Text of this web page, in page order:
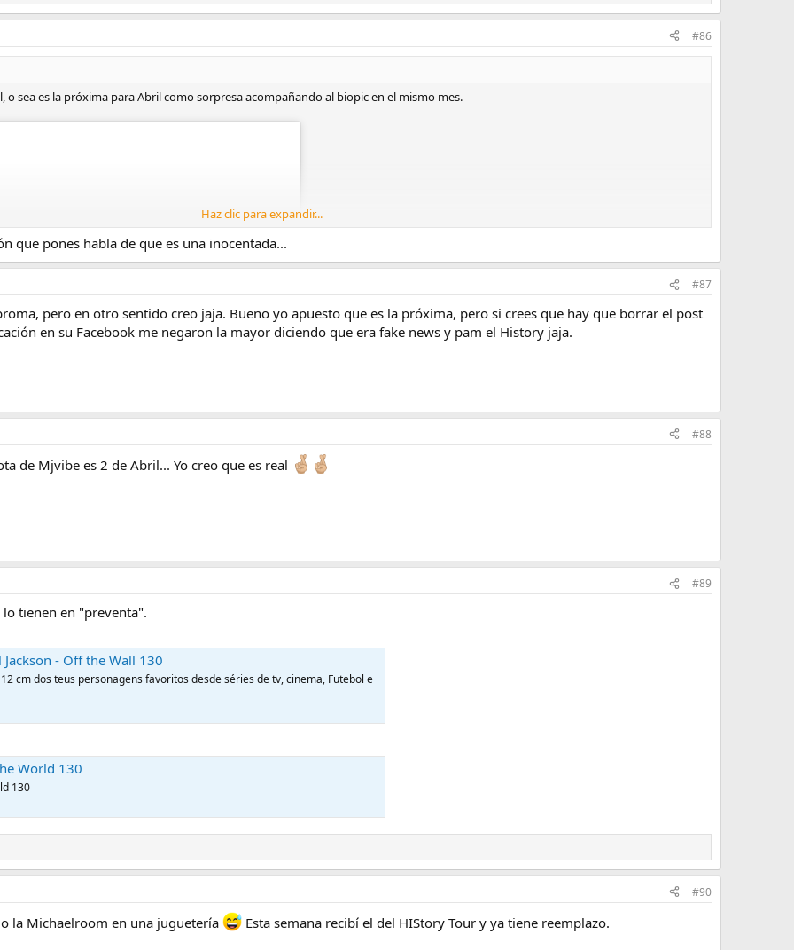
#86
o sea es la próxima para Abril como sorpresa acompañando al biopic en el mismo mes.
content on Instagram
Haz clic para expandir...
que pones habla de que es una inocentada...
#87
pero en otro sentido creo jaja. Bueno yo apuesto que es la próxima, pero si crees que hay que borrar el post
en su Facebook me negaron la mayor diciendo que era fake news y pam el History jaja.
#88
de Mjvibe es 2 de Abril... Yo creo que es real
#89
tienen en "preventa".
- Off the Wall 130
cm dos teus personagens favoritos desde séries de tv, cinema, Futebol e
World 130
130
#90
la Michaelroom en una juguetería Esta semana recibí el del HIStory Tour y ya tiene reemplazo.